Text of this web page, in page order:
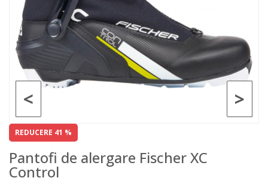
>
<
REDUCERE 41 %
Pantofi de alergare Fischer XC
Control